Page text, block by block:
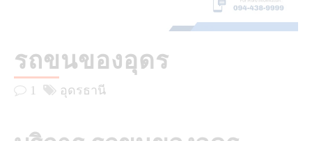
รถขนของอุดร
1 อุดรธานี